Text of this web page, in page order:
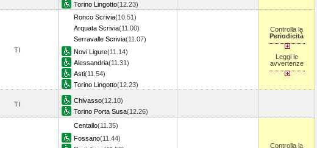
Torino Lingotto(12.23)
TI
Ronco Scrivia(10.51)
Arquata Scrivia(11.00)
Serravalle Scrivia(11.07)
Novi Ligure(11.14)
Alessandria(11.31)
Asti(11.54)
Torino Lingotto(12.23)
Controlla la
Periodicità
Leggi le
avvertenze
TI Chivasso(12.10)
Torino Porta Susa(12.26)
Centallo(11.35)
Fossano(11.44)
Controlla la